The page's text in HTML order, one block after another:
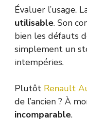
Évaluer l’usage.
utilisable. Son
bien les défauts
simplement un
intempéries.
Plutôt Renault
de l’ancien ? À
incomparable.